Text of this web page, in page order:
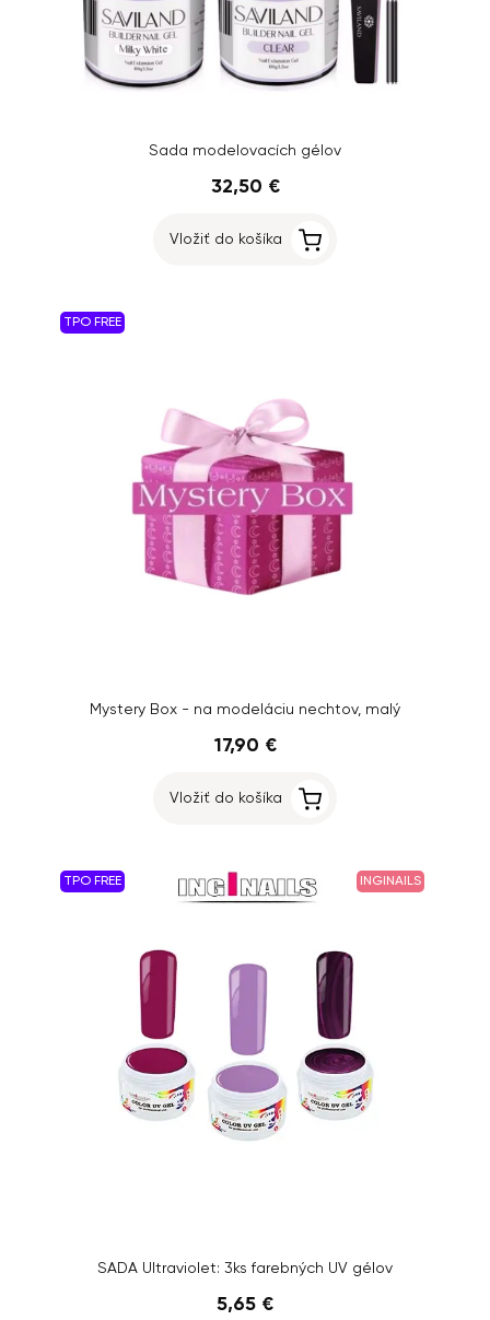
Sada modelovacích gélov
32,50 €
Vložiť do košíka
TPO FREE
Mystery Box - na modeláciu nechtov, malý
17,90 €
Vložiť do košíka
TPO FREE INGINAILS
SADA Ultraviolet: 3ks farebných UV gélov
5,65 €